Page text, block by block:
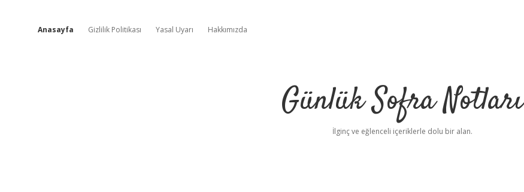
Anasayfa Gizlilik Politikası Yasal Uyarı Hakkımızda
Günlük Sofra Notları
İlginç ve eğlenceli içeriklerle dolu bir alan.